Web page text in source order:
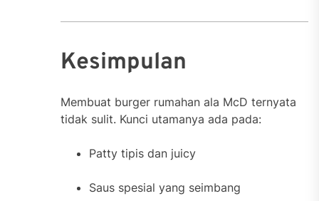
Kesimpulan
Membuat burger rumahan ala McD ternyata
tidak sulit. Kunci utamanya ada pada:
Patty tipis dan juicy
Saus spesial yang seimbang